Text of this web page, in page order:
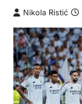
Nikola Ristić